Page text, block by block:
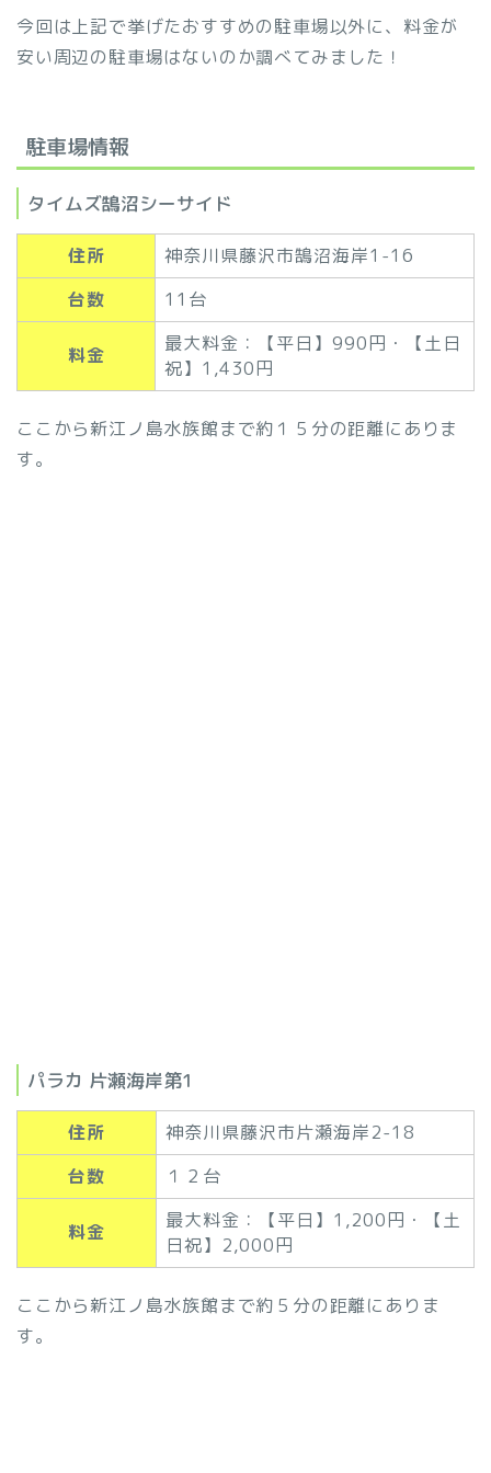
今回は上記で挙げたおすすめの駐車場以外に、料金が
安い周辺の駐車場はないのか調べてみました！
駐車場情報
タイムズ鵠沼シーサイド
住所
神奈川県藤沢市鵠沼海岸1-16
台数
11台
料金
最大料金：【平日】990円・【土日
祝】1,430円
ここから新江ノ島水族館まで約１５分の距離にありま
す。
パラカ 片瀬海岸第1
住所
神奈川県藤沢市片瀬海岸2-18
台数
１２台
料金
最大料金：【平日】1,200円・【土
日祝】2,000円
ここから新江ノ島水族館まで約５分の距離にありま
す。